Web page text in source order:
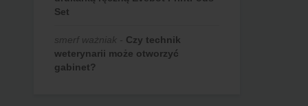
Set
smerf ważniak - Czy technik
weterynarii może otworzyć
gabinet?